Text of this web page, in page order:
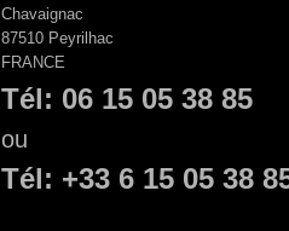
Chavaignac
87510 Peyrilhac
FRANCE
Tél: 06 15 05 38 85
ou
Tél: +33 6 15 05 38